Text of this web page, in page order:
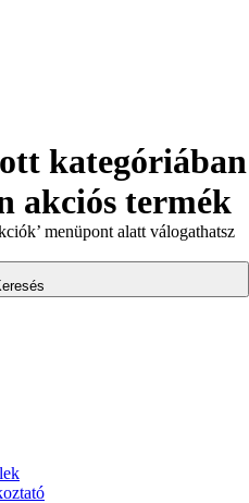
kategóriában
akciós termék
menüpont alatt válogathatsz